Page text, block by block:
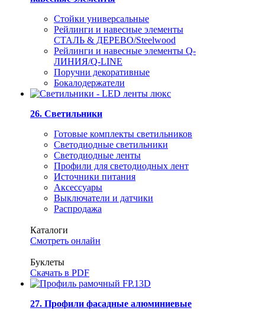
Стойки универсальные
Рейлинги и навесные элементы
СТАЛЬ & ДЕРЕВО/Steelwood
Рейлинги и навесные элементы Q-
ЛИНИЯ/Q-LINE
Поручни декоративные
Бокалодержатели
26. Светильники
Готовые комплекты светильников
Светодиодные светильники
Светодиодные ленты
Профили для светодиодных лент
Источники питания
Аксессуары
Выключатели и датчики
Распродажа
Каталоги
Смотреть онлайн
Буклеты
Скачать в PDF
27. Профили фасадные алюминиевые